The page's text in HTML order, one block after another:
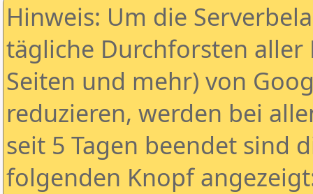
Hinweis: Um die
tägliche Durchforsten aller
Seiten und mehr) von
reduzieren, werden bei
seit 5 Tagen beendet sind
folgenden Knopf